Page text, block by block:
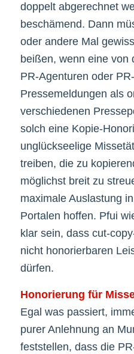
doppelt abgerechnet
beschämend. Dann
oder andere Mal
beißen, wenn eine von
PR-Agenturen oder
Pressemeldungen als
verschiedenen
solch eine Kopie-
unglückseelige
treiben, die zu
möglichst breit zu
maximale Auslastung
Portalen hoffen. Pfui
klar sein, dass cut-
nicht honorierbaren
dürfen.
Honorierung für
Egal was passiert,
purer Anlehnung an
feststellen, dass die